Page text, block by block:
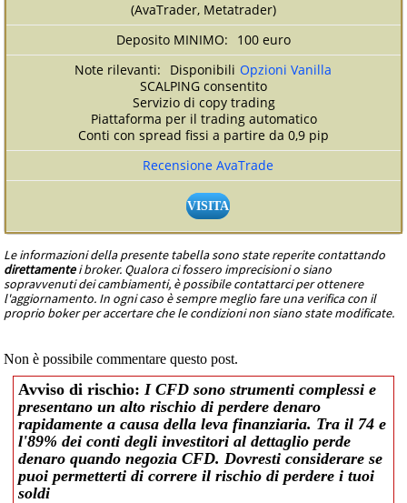
(AvaTrader, Metatrader)
100 euro
Disponibili Opzioni Vanilla
SCALPING consentito
Servizio di copy trading
Piattaforma per il trading automatico
Conti con spread fissi a partire da 0,9 pip
Recensione AvaTrade
VISITA
Le informazioni della presente tabella sono state reperite contattando
direttamentei broker. Qualora ci fossero imprecisioni o siano
sopravvenuti dei cambiamenti, è possibile contattarci per ottenere
l'aggiornamento. In ogni caso è sempre meglio fare una verifica con il
proprio boker per accertare che le condizioni non siano state modificate.
Non è possibile commentare questo post.
Avviso di rischio: I CFD sono strumenti complessi e
presentano un alto rischio di perdere denaro
rapidamente a causa della leva finanziaria. Tra il 74 e
l'89% dei conti degli investitori al dettaglio perde
denaro quando negozia CFD. Dovresti considerare se
puoi permetterti di correre il rischio di perdere i tuoi
soldi